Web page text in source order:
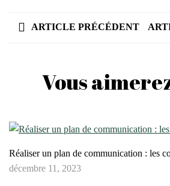
ARTICLE PRÉCÉDENT
Vous
Réaliser un plan de communication : les
décembre 11, 2023